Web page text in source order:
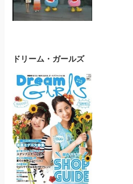
ドリーム・ガールズ